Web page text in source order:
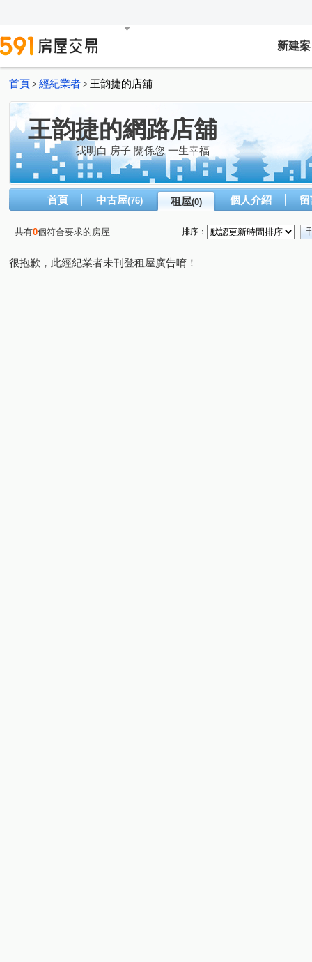
新建案
首頁 > 經紀業者 > 王韵捷的店舖
王韵捷的網路店舖
我明白 房子 關係您 一生幸福
首頁 中古屋(76) 租屋(0) 個人介紹
共有0個符合要求的房屋 排序：
很抱歉，此經紀業者未刊登租屋廣告唷！